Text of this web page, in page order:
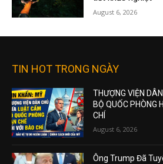
August 6, 2026
TIN HOT TRONG NGÀY
THƯỢNG VIỆN
BỘ QUỐC PHÒNG
CHÍ
August 6, 2026
Ông Trump Đã